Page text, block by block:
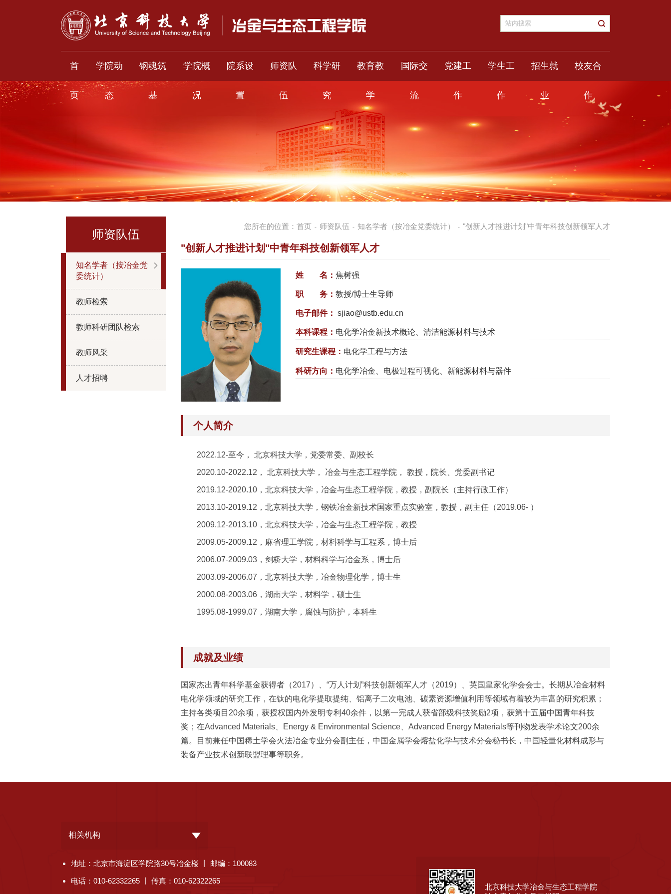
首
页
学院动
态
钢魂筑
基
学院概
况
院系设
置
师资队
伍
科学研
究
教育教
学
国际交
流
党建工
作
学生工
作
招生就
业
校友合
作
师资队伍
知名学者（按冶金党
委统计）
教师检索
教师科研团队检索
教师风采
人才招聘
您所在的位置： 首页 - 师资队伍 - 知名学者（按冶金党委统计） - "创新人才推进计划"中青年科技创新领军人才
"创新人才推进计划"中青年科技创新领军人才
姓 名： 焦树强
职 务： 教授/博士生导师
电子邮件： sjiao@ustb.edu.cn
本科课程： 电化学冶金新技术概论、清洁能源材料与技术
研究生课程： 电化学工程与方法
科研方向： 电化学冶金、电极过程可视化、新能源材料与器件
个人简介
2022.12-至今， 北京科技大学，党委常委、副校长
2020.10-2022.12， 北京科技大学， 冶金与生态工程学院， 教授，院长、党委副书记
2019.12-2020.10，北京科技大学，冶金与生态工程学院，教授，副院长（主持行政工作）
2013.10-2019.12，北京科技大学，钢铁冶金新技术国家重点实验室，教授，副主任（2019.06- ）
2009.12-2013.10，北京科技大学，冶金与生态工程学院，教授
2009.05-2009.12，麻省理工学院，材料科学与工程系，博士后
2006.07-2009.03，剑桥大学，材料科学与冶金系，博士后
2003.09-2006.07，北京科技大学，冶金物理化学，博士生
2000.08-2003.06，湖南大学，材料学，硕士生
1995.08-1999.07，湖南大学，腐蚀与防护，本科生
成就及业绩
国家杰出青年科学基金获得者（2017）、“万人计划”科技创新领军人才（2019）、英国皇家化学会会士。长期从冶金材料
电化学领域的研究工作，在钛的电化学提取提纯、铝离子二次电池、碳素资源增值利用等领域有着较为丰富的研究积累；
主持各类项目20余项，获授权国内外发明专利40余件，以第一完成人获省部级科技奖励2项，获第十五届中国青年科技
奖；在Advanced Materials、Energy & Environmental Science、Advanced Energy Materials等刊物发表学术论文200余
篇。目前兼任中国稀土学会火法冶金专业分会副主任，中国金属学会熔盐化学与技术分会秘书长，中国轻量化材料成形与
装备产业技术创新联盟理事等职务。
相关机构
地址：北京市海淀区学院路30号冶金楼 丨 邮编：100083
电话：010-62332265 丨 传真：010-62322265
北京科技大学冶金与生态工程学院